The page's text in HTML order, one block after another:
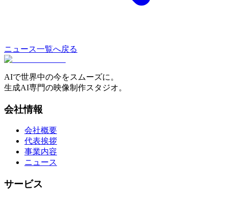
ニュース一覧へ戻る
AIで世界中の今をスムーズに。
生成AI専門の映像制作スタジオ。
会社情報
会社概要
代表挨拶
事業内容
ニュース
サービス